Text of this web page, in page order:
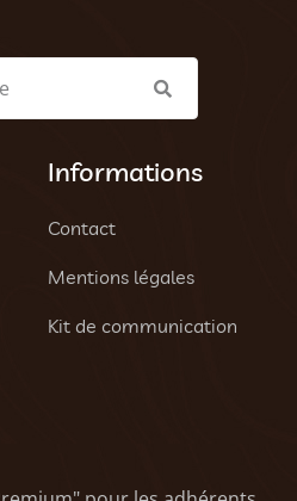
Informations
Contact
Mentions légales
Kit de communication